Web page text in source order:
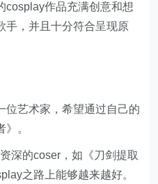
cosplay作品充满创意和想
手，并且十分符合呈现原
位艺术家，希望通过自己的
。
深的coser，如《刀剑提取
之路上能够越来越好。